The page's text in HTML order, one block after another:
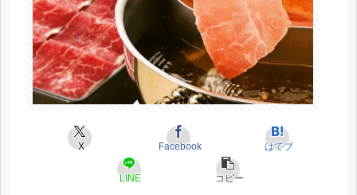
X Facebook はてブ
LINE コピー